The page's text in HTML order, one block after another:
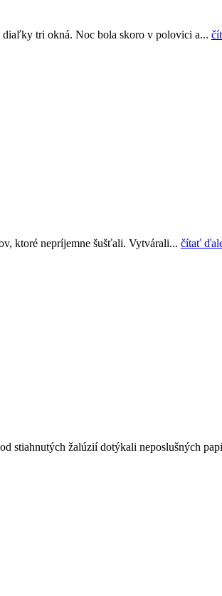
tri okná. Noc bola skoro v polovici a...
ktoré nepríjemne šušťali. Vytvárali... čítať
stiahnutých žalúzií dotýkali neposlušných